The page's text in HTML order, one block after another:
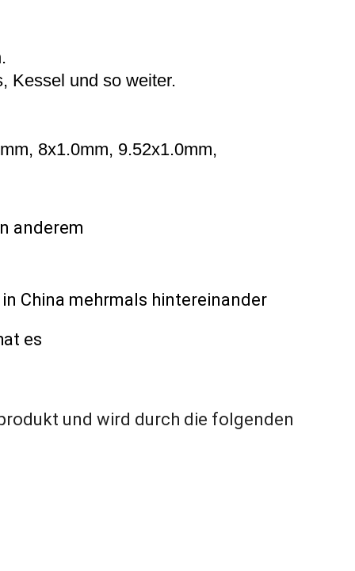
Kessel und so weiter.
8x1.0mm, 9.52x1.0mm,
anderem
China mehrmals hintereinander
es
und wird durch die folgenden